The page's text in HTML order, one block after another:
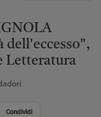
dell'eccesso",
Letteratura
Condividi